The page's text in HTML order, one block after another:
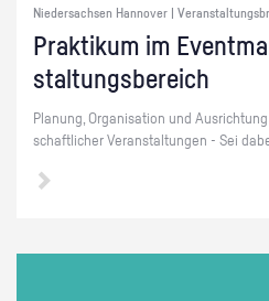
Niedersachsen Hannover |
Prak­ti­kum im
stal­tungs­be­reich
Pla­nung, Or­ga­ni­sa­ti­on und
schaft­li­cher Ver­an­stal­tun­gen - Sei